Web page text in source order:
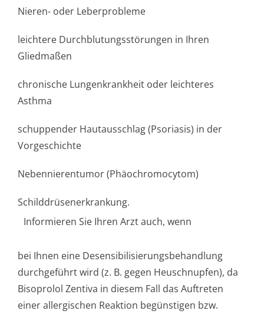
Nieren- oder Leberprobleme
leichtere Durchblutungsstörun­gen in Ihren
Gliedmaßen
chronische Lungenkrankheit oder leichteres
Asthma
schuppender Hautausschlag (Psoriasis) in der
Vorgeschichte
Nebennierentumor (Phäochromocytom)
Schilddrüsener­krankung.
Informieren Sie Ihren Arzt auch, wenn
bei Ihnen eine Desensibilisi­erungsbehandlung
durchgeführt wird (z. B. gegen Heuschnupfen), da
Bisoprolol Zentiva in diesem Fall das Auftreten
einer allergischen Reaktion begünstigen bzw.